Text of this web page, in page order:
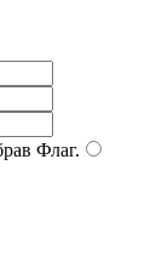
Флаг.